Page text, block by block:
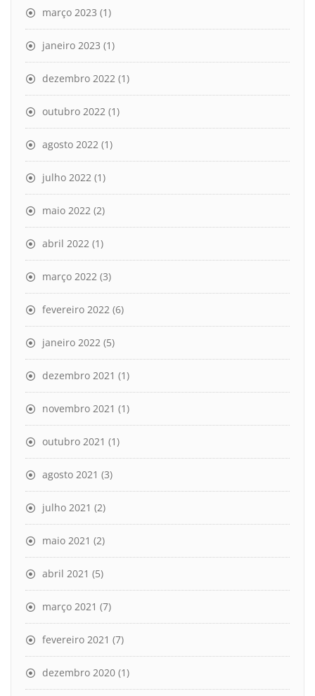
março 2023 (1)
janeiro 2023 (1)
dezembro 2022 (1)
outubro 2022 (1)
agosto 2022 (1)
julho 2022 (1)
maio 2022 (2)
abril 2022 (1)
março 2022 (3)
fevereiro 2022 (6)
janeiro 2022 (5)
dezembro 2021 (1)
novembro 2021 (1)
outubro 2021 (1)
agosto 2021 (3)
julho 2021 (2)
maio 2021 (2)
abril 2021 (5)
março 2021 (7)
fevereiro 2021 (7)
dezembro 2020 (1)